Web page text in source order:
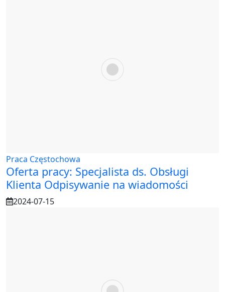
Praca Częstochowa
Oferta pracy: Specjalista ds. Obsługi
Klienta Odpisywanie na wiadomości
2024-07-15